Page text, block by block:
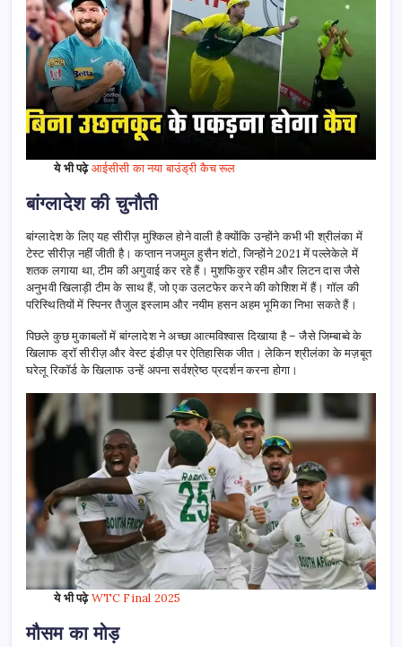
ये भी पढ़े आईसीसी का नया बाउंड्री कैच रूल
बांग्लादेश की चुनौती
बांग्लादेश के लिए यह सीरीज़ मुश्किल होने वाली है क्योंकि उन्होंने कभी भी श्रीलंका में
टेस्ट सीरीज़ नहीं जीती है। कप्तान नजमुल हुसैन शंटो, जिन्होंने 2021 में पल्लेकेले में
शतक लगाया था, टीम की अगुवाई कर रहे हैं। मुशफिकुर रहीम और लिटन दास जैसे
अनुभवी खिलाड़ी टीम के साथ हैं, जो एक उलटफेर करने की कोशिश में हैं। गॉल की
परिस्थितियों में स्पिनर तैजुल इस्लाम और नयीम हसन अहम भूमिका निभा सकते हैं।
पिछले कुछ मुकाबलों में बांग्लादेश ने अच्छा आत्मविश्वास दिखाया है – जैसे जिम्बाब्वे के
खिलाफ ड्रॉ सीरीज़ और वेस्ट इंडीज़ पर ऐतिहासिक जीत। लेकिन श्रीलंका के मज़बूत
घरेलू रिकॉर्ड के खिलाफ उन्हें अपना सर्वश्रेष्ठ प्रदर्शन करना होगा।
ये भी पढ़े WTC Final 2025
मौसम का मोड़